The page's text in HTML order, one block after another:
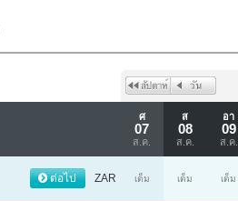
ศ
07
ส.ค.
ส
08
ส.ค.
อา
09
ส.ค.
ต่อไป ZAR เต็ม เต็ม เต็ม